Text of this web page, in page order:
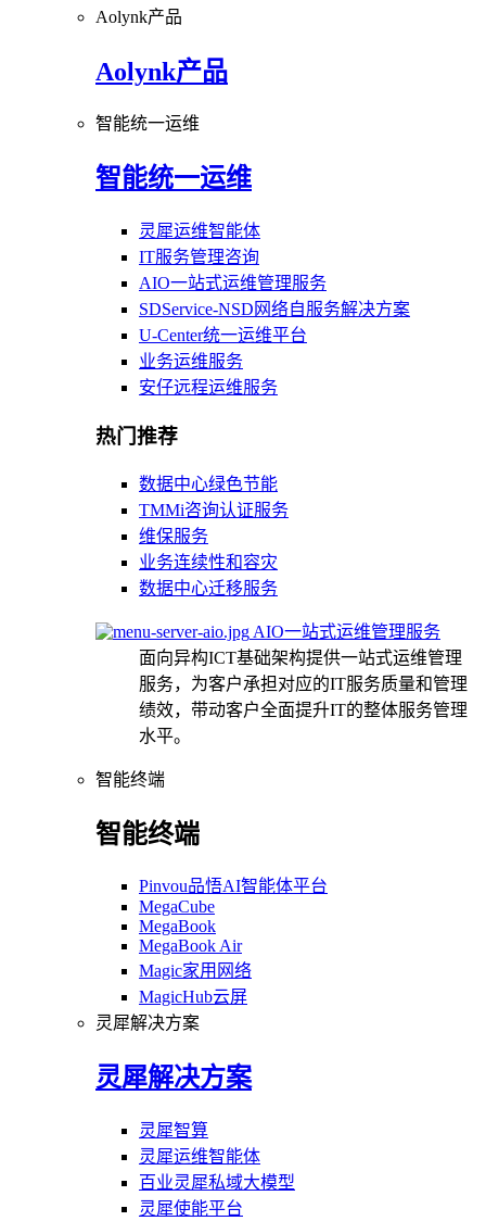
Aolynk产品
Aolynk产品
智能统一运维
智能统一运维
灵犀运维智能体
IT服务管理咨询
AIO一站式运维管理服务
SDService-NSD网络自服务解决方案
U-Center统一运维平台
业务运维服务
安仔远程运维服务
热门推荐
数据中心绿色节能
TMMi咨询认证服务
维保服务
业务连续性和容灾
数据中心迁移服务
AIO一站式运维管理服务
面向异构ICT基础架构提供一站式运维管理
服务，为客户承担对应的IT服务质量和管理
绩效，带动客户全面提升IT的整体服务管理
水平。
智能终端
智能终端
Pinvou品悟AI智能体平台
MegaCube
MegaBook
MegaBook Air
Magic家用网络
MagicHub云屏
灵犀解决方案
灵犀解决方案
灵犀智算
灵犀运维智能体
百业灵犀私域大模型
灵犀使能平台